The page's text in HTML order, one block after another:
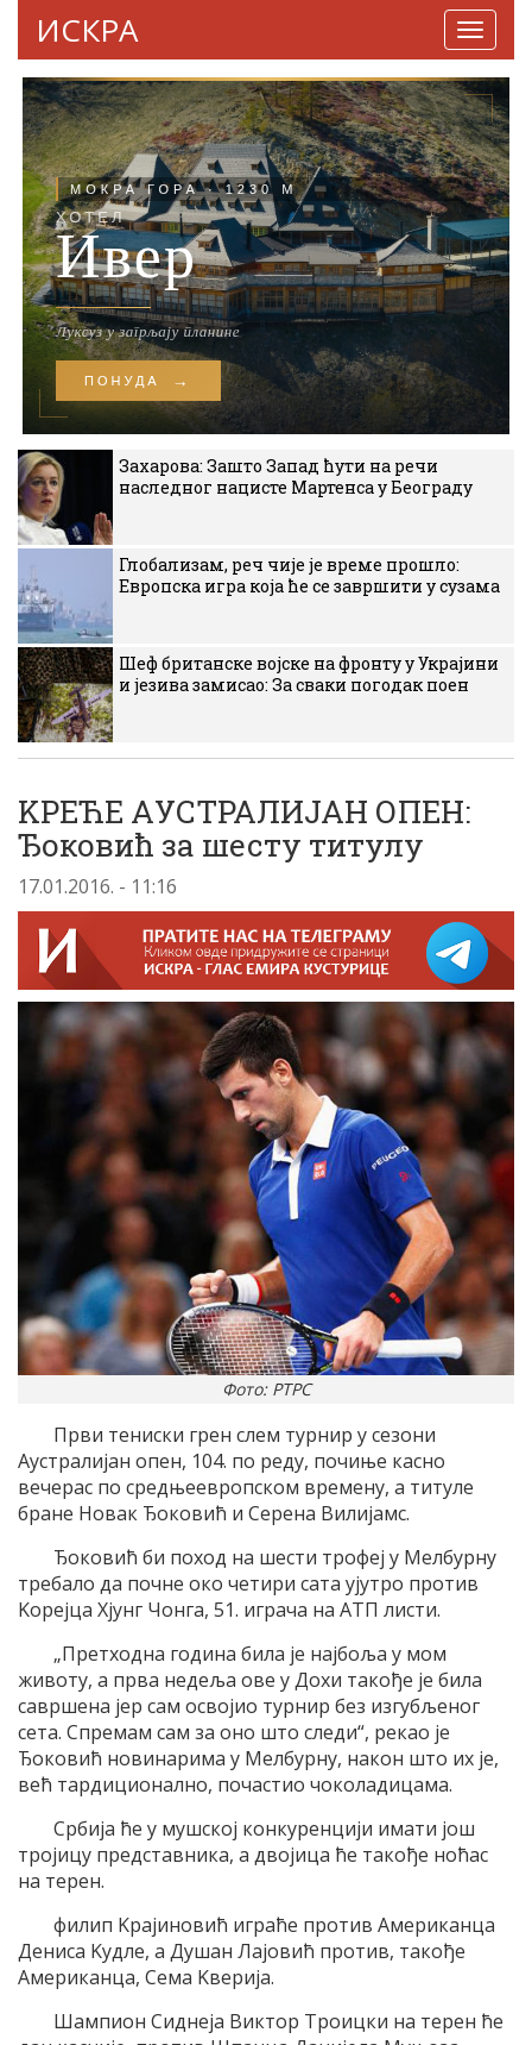
ИСКРА
Захарова: Зашто Запад ћути на речи
наследног нацисте Мартенса у Београду
Глобализам, реч чије је време прошло:
Европска игра која ће се завршити у сузама
Шеф британске војске на фронту у Украјини
и језива замисао: За сваки погодак поен
KРЕЋЕ АУСТРАЛИЈАН ОПЕН:
Ђоковић за шесту титулу
17.01.2016. - 11:16
Фото: РТРС
Први тениски грен слем турнир у сезони
Aустралиjан опен, 104. по реду, почиње касно
вечерас по средњеевропском времену, а титуле
бране Новак Ђоковић и Серена Вилиjамс.
Ђоковић би поход на шести трофеj у Mелбурну
требало да почне око четири сата уjутро против
Kореjца Хjунг Чонга, 51. играча на ATП листи.
„Претходна година била jе наjбоља у мом
животу, а прва недеља ове у Дохи такође jе била
савршена jер сам освоjио турнир без изгубљеног
сета. Спремам сам за оно што следи“, рекао jе
Ђоковић новинарима у Mелбурну, након што их jе,
већ тардиционално, почастио чоколадицама.
Србиjа ће у мушскоj конкуренциjи имати jош
троjицу представника, а двоjица ће такође ноћас
на терен.
филип Kраjиновић играће против Aмериканца
Дениса Kудле, а Душан Лаjовић против, такође
Aмериканца, Сема Kвериjа.
Шампион Сиднеjа Виктор Tроицки на терен ће